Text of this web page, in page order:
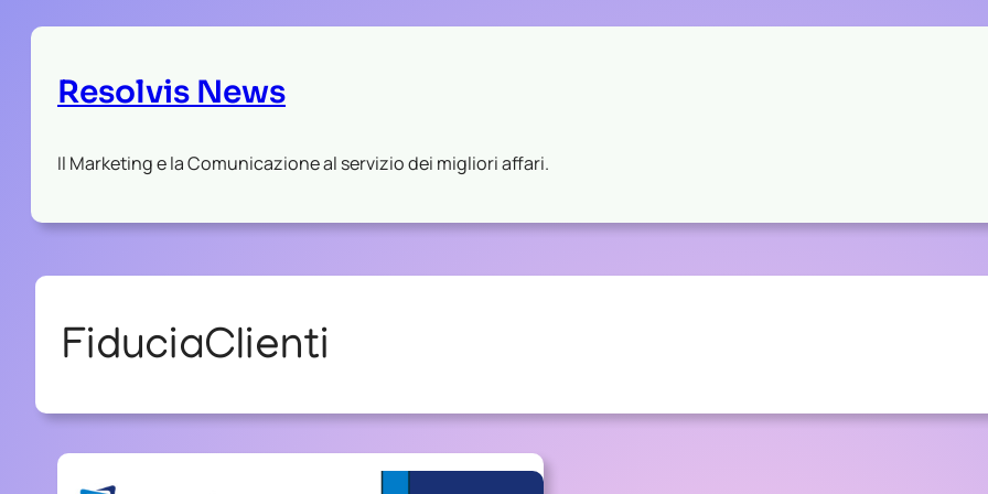
Resolvis News
Il Marketing e la Comunicazione al servizio dei migliori affari.
FiduciaClienti